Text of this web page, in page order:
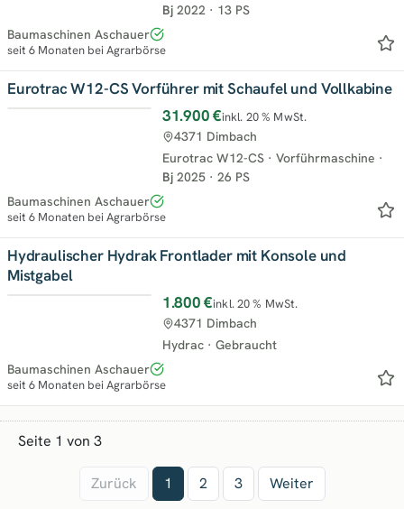
Bj 2022 · 13 PS
Baumaschinen Aschauer
seit 6 Monaten bei Agrarbörse
Eurotrac W12-CS Vorführer mit Schaufel und Vollkabine
31.900 €inkl. 20 % MwSt.
Eurotrac W12-CS · Vorführmaschine ·
Bj 2025 ·26 PS
4371 Dimbach
Baumaschinen Aschauer
seit 6 Monaten bei Agrarbörse
Hydraulischer Hydrak Frontlader mit Konsole und
Mistgabel
1.800 €inkl. 20 % MwSt.
Hydrac · Gebraucht
4371 Dimbach
Baumaschinen Aschauer
seit 6 Monaten bei Agrarbörse
Seite 1 von 3
Zurück 1 2 3 Weiter